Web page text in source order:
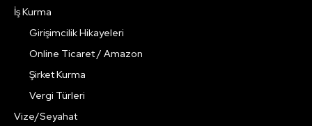
İş Kurma
Girişimcilik Hikayeleri
Online Ticaret / Amazon
Şirket Kurma
Vergi Türleri
Vize/Seyahat